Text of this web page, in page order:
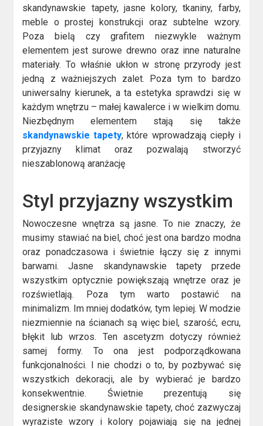
skandynawskie tapety, jasne kolory, tkaniny, farby,
meble o prostej konstrukcji oraz subtelne wzory.
Poza bielą czy grafitem niezwykle ważnym
elementem jest surowe drewno oraz inne naturalne
materiały. To właśnie ukłon w stronę przyrody jest
jedną z ważniejszych zalet. Poza tym to bardzo
uniwersalny kierunek, a ta estetyka sprawdzi się w
każdym wnętrzu – małej kawalerce i w wielkim domu.
Niezbędnym elementem stają się także
skandynawskie tapety, które wprowadzają ciepły i
przyjazny klimat oraz pozwalają stworzyć
nieszablonową aranżację
Styl przyjazny wszystkim
Nowoczesne wnętrza są jasne. To nie znaczy, że
musimy stawiać na biel, choć jest ona bardzo modna
oraz ponadczasowa i świetnie łączy się z innymi
barwami. Jasne skandynawskie tapety przede
wszystkim optycznie powiększają wnętrze oraz je
rozświetlają. Poza tym warto postawić na
minimalizm. Im mniej dodatków, tym lepiej. W modzie
niezmiennie na ścianach są więc biel, szarość, ecru,
błękit lub wrzos. Ten ascetyzm dotyczy również
samej formy. To ona jest podporządkowana
funkcjonalności. I nie chodzi o to, by pozbywać się
wszystkich dekoracji, ale by wybierać je bardzo
konsekwentnie. Świetnie prezentują się
designerskie skandynawskie tapety, choć zazwyczaj
wyraziste wzory i kolory pojawiają się na jednej